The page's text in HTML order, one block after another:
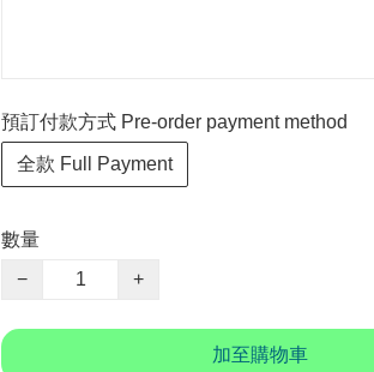
預訂付款方式 Pre-order payment method
全款 Full Payment
數量
−
+
加至購物車